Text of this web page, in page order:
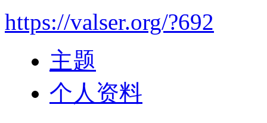
https://valser.org/?692
主题
个人资料